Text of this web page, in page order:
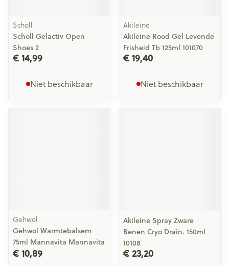
Scholl
Scholl Gelactiv Open
Shoes 2
€ 14,99
Niet beschikbaar
Akileine
Akileine Rood Gel Levende
Frisheid Tb 125ml 101070
€ 19,40
Niet beschikbaar
Gehwol
Gehwol Warmtebalsem
75ml Mannavita Mannavita
€ 10,89
Akileine Spray Zware
Benen Cryo Drain. 150ml
10108
€ 23,20